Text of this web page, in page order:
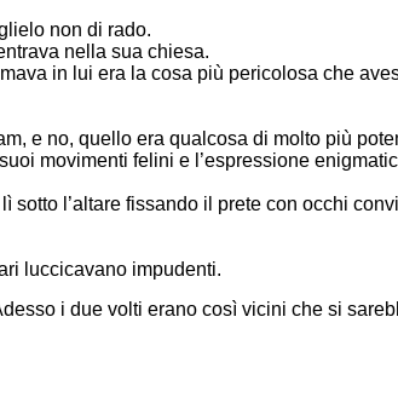
non di rado.
nella sua chiesa.
in lui era la cosa più pericolosa che
e no, quello era qualcosa di molto più
movimenti felini e l’espressione
sotto l’altare fissando il prete con occhi
luccicavano impudenti.
i due volti erano così vicini che si